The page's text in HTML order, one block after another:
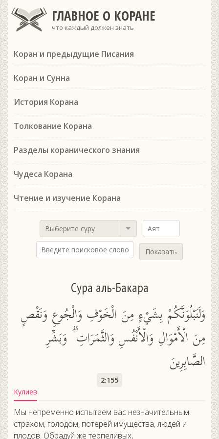
ГЛАВНОЕ О КОРАНЕ
что каждый должен знать
Коран и предыдущие Писания
Коран и Сунна
История Корана
Толкование Корана
Разделы коранического знания
Чудеса Корана
Чтение и изучение Корана
Выберите суру
Показать
Сура аль-Бакара
وَلَنَبْلُوَنَّكُمْ بِشَيْءٍ مِنَ الْخَوْفِ وَالْجُوعِ وَنَقْصٍ
مِنَ الْأَمْوَالِ وَالْأَنْفُسِ وَالثَّمَرَاتِ ۗ وَبَشِّرِ
الصَّابِرِينَ
2:155
Кулиев
Мы непременно испытаем вас незначительным
страхом, голодом, потерей имущества, людей и
плодов. Обрадуй же терпеливых,